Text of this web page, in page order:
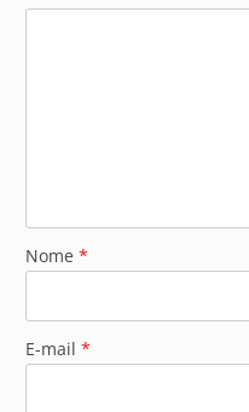
Nome *
E-mail *